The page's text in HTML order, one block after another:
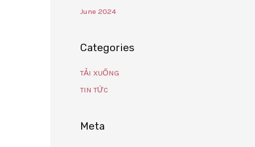
June 2024
Categories
TẢI XUỐNG
TIN TỨC
Meta